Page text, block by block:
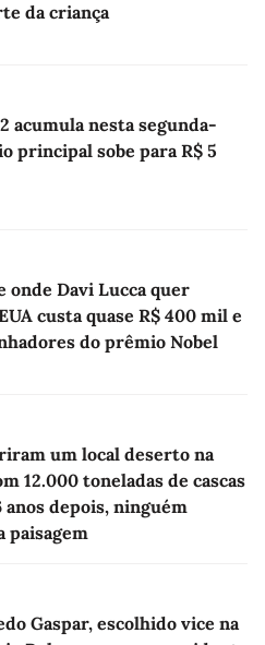
da criança
acumula nesta segunda-
principal sobe para R$ 5
onde Davi Lucca quer
custa quase R$ 400 mil e
do prêmio Nobel
um local deserto na
12.000 toneladas de cascas
anos depois, ninguém
paisagem
Gaspar, escolhido vice na